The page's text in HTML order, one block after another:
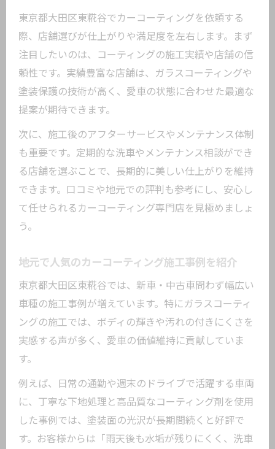
カーコーティング選びで失敗しないため
の確認ポイント
口コミで分かるカーコーティング店の実
力とは
見積もりで比較したいカーコーティング
のポイント
施工実績から分かるカーコーティングの
信頼性
愛車の価値を守るカーコーティング選び
の極意
種類で違うカーコーティングの特徴を解説
リット
車種別おすすめカーコーティングの特徴
カーコーティングの耐久性を比較するポ
愛車の美観維持に効く最新コーティング事情
最新カーコーティング技術の進化と特徴
東京都大田区東糀谷でカーコーティングを依頼する
際、店舗選びが仕上がりや満足度を左右します。まず
注目したいのは、コーティングの施工実績や店舗の信
頼性です。実績豊富な店舗は、ガラスコーティングや
塗装保護の技術が高く、愛車の状態に合わせた最適な
提案が期待できます。
次に、施工後のアフターサービスやメンテナンス体制
も重要です。定期的な洗車やメンテナンス相談ができ
る店舗を選ぶことで、長期的に美しい仕上がりを維持
できます。口コミや地元での評判も参考にし、安心し
て任せられるカーコーティング専門店を見極めましょ
う。
地元で人気のカーコーティング施工事例を紹介
東京都大田区東糀谷では、新車・中古車問わず幅広い
車種の施工事例が増えています。特にガラスコーティ
ングの施工では、ボディの輝きや汚れの付きにくさを
実感する声が多く、愛車の価値維持に貢献していま
す。
例えば、日常の通勤や週末のドライブで活躍する車両
に、丁寧な下地処理と高品質なコーティング剤を使用
した事例では、塗装面の光沢が長期間続くと好評で
す。お客様からは「雨天後も水垢が残りにくく、洗車